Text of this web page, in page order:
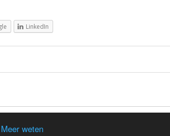
Meer weten
LinkedIn
Reserved.